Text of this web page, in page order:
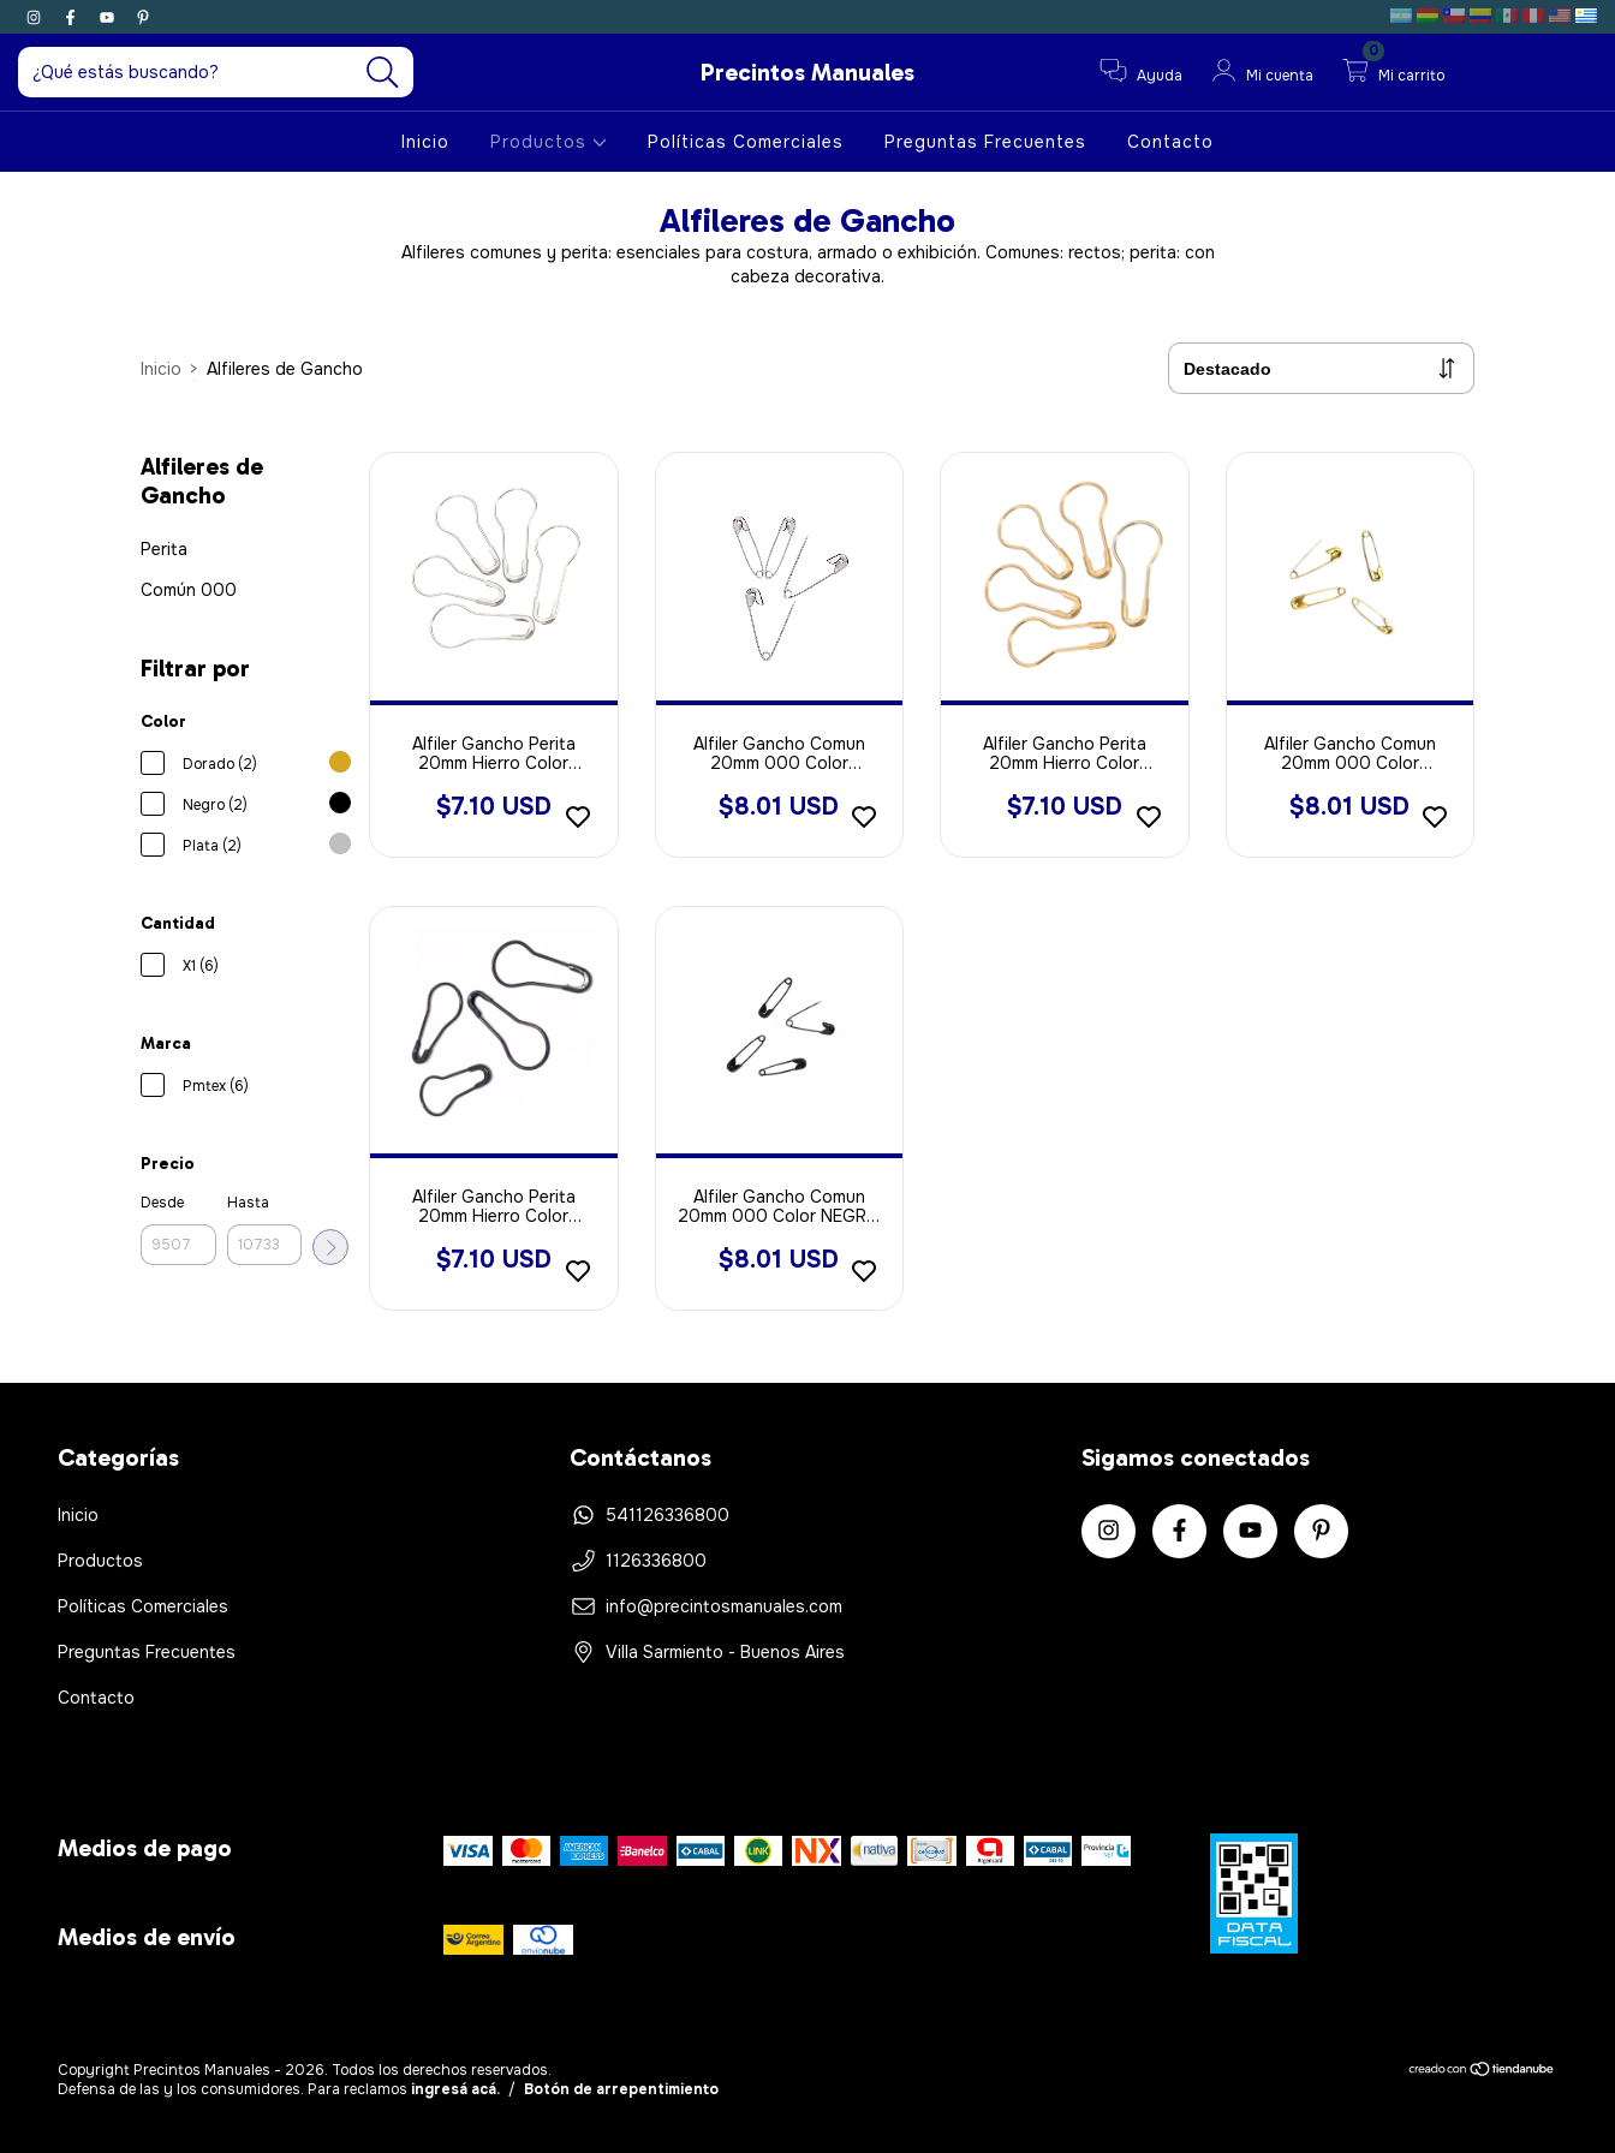
Precintos Manuales Ayuda Mi cuenta Mi carrito
0
Inicio Productos Políticas Comerciales Preguntas Frecuentes Contacto
Alfileres de Gancho
Alfileres comunes y perita: esenciales para costura, armado o exhibición. Comunes: rectos; perita: con
cabeza decorativa.
Inicio > Alfileres de Gancho
Alfileres de
Gancho
Perita
Común 000
Filtrar por
Color
Dorado (2)
Negro (2)
Plata (2)
Cantidad
X1 (6)
Marca
Pmtex (6)
Precio
Desde Hasta
Alfiler Gancho Perita
20mm Hierro Color
$7.10 USD
Alfiler Gancho Comun
20mm 000 Color
$8.01 USD
Alfiler Gancho Perita
20mm Hierro Color
$7.10 USD
Alfiler Gancho Comun
20mm 000 Color
$8.01 USD
Alfiler Gancho Perita
20mm Hierro Color
$7.10 USD
Alfiler Gancho Comun
20mm 000 Color NEGRO
$8.01 USD
Categorías
Inicio
Productos
Políticas Comerciales
Preguntas Frecuentes
Contacto
Contáctanos
541126336800
1126336800
info@precintosmanuales.com
Villa Sarmiento - Buenos Aires
Sigamos conectados
Medios de pago
Medios de envío
Copyright Precintos Manuales - 2026. Todos los derechos reservados.
Defensa de las y los consumidores. Para reclamos ingresá acá. / Botón de arrepentimiento